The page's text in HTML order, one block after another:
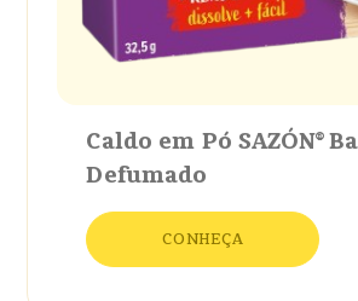
Caldo em Pó SAZÓN®
Defumado
CONHEÇA